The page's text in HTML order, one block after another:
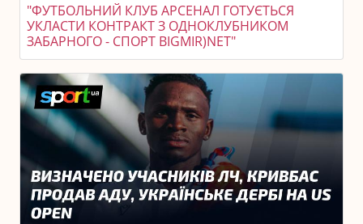
"ФУТБОЛЬНИЙ КЛУБ АРСЕНАЛ ГОТУЄТЬСЯ
УКЛАСТИ КОНТРАКТ З ОДНОКЛУБНИКОМ
ЗАБАРНОГО - СПОРТ BIGMIR)NET"